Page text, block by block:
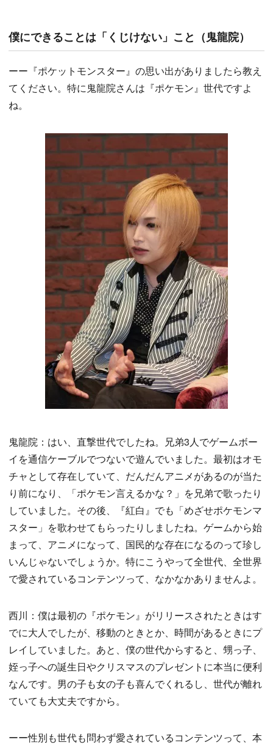
僕にできることは「くじけない」こと（鬼龍院）
ーー『ポケットモンスター』の思い出がありましたら教え
てください。特に鬼龍院さんは『ポケモン』世代ですよ
ね。
鬼龍院：はい、直撃世代でしたね。兄弟3人でゲームボー
イを通信ケーブルでつないで遊んでいました。最初はオモ
チャとして存在していて、だんだんアニメがあるのが当た
り前になり、「ポケモン言えるかな？」を兄弟で歌ったり
していました。その後、『紅白』でも「めざせポケモンマ
スター」を歌わせてもらったりしましたね。ゲームから始
まって、アニメになって、国民的な存在になるのって珍し
いんじゃないでしょうか。特にこうやって全世代、全世界
で愛されているコンテンツって、なかなかありませんよ。
西川：僕は最初の『ポケモン』がリリースされたときはす
でに大人でしたが、移動のときとか、時間があるときにプ
レイしていました。あと、僕の世代からすると、甥っ子、
姪っ子への誕生日やクリスマスのプレゼントに本当に便利
なんです。男の子も女の子も喜んでくれるし、世代が離れ
ていても大丈夫ですから。
ーー性別も世代も問わず愛されているコンテンツって、本